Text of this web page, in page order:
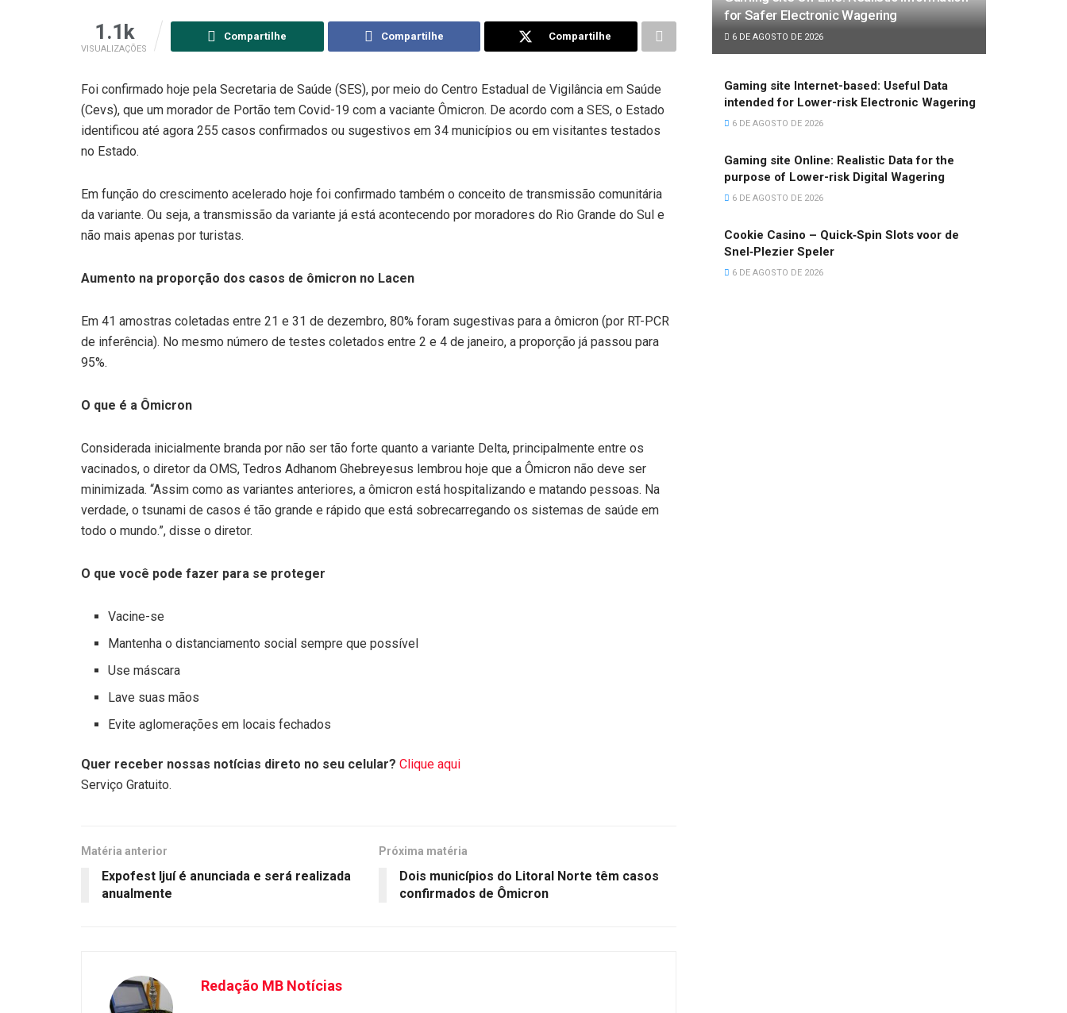
1.1k
VISUALIZAÇÕES
Compartilhe Compartilhe Compartilhe
Foi confirmado hoje pela Secretaria de Saúde (SES), por meio do Centro Estadual de Vigilância em Saúde
(Cevs), que um morador de Portão tem Covid-19 com a vaciante Ômicron. De acordo com a SES, o Estado
identificou até agora 255 casos confirmados ou sugestivos em 34 municípios ou em visitantes testados
no Estado.
Em função do crescimento acelerado hoje foi confirmado também o conceito de transmissão comunitária
da variante. Ou seja, a transmissão da variante já está acontecendo por moradores do Rio Grande do Sul e
não mais apenas por turistas.
Aumento na proporção dos casos de ômicron no Lacen
Em 41 amostras coletadas entre 21 e 31 de dezembro, 80% foram sugestivas para a ômicron (por RT-PCR
de inferência). No mesmo número de testes coletados entre 2 e 4 de janeiro, a proporção já passou para
95%.
O que é a Ômicron
Considerada inicialmente branda por não ser tão forte quanto a variante Delta, principalmente entre os
vacinados, o diretor da OMS, Tedros Adhanom Ghebreyesus lembrou hoje que a Ômicron não deve ser
minimizada. “Assim como as variantes anteriores, a ômicron está hospitalizando e matando pessoas. Na
verdade, o tsunami de casos é tão grande e rápido que está sobrecarregando os sistemas de saúde em
todo o mundo.”, disse o diretor.
O que você pode fazer para se proteger
Vacine-se
Mantenha o distanciamento social sempre que possível
Use máscara
Lave suas mãos
Evite aglomerações em locais fechados
Quer receber nossas notícias direto no seu celular? Clique aqui
Serviço Gratuito.
Matéria anterior
Expofest Ijuí é anunciada e será realizada
anualmente
Próxima matéria
Dois municípios do Litoral Norte têm casos
confirmados de Ômicron
Redação MB Notícias
for Safer Electronic Wagering
6 DE AGOSTO DE 2026
Gaming site Internet-based: Useful Data
intended for Lower-risk Electronic Wagering
6 DE AGOSTO DE 2026
Gaming site Online: Realistic Data for the
purpose of Lower-risk Digital Wagering
6 DE AGOSTO DE 2026
Cookie Casino – Quick‑Spin Slots voor de
Snel‑Plezier Speler
6 DE AGOSTO DE 2026